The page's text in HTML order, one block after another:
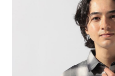
1.本服務由台灣大哥大提供，台灣大
2.付款方式選擇「大哥付你分期」，
流程，驗證手機門號後，選擇欲分期
3.實際核准額度、可分期數及費用金
4.訂單成立30分鐘內，如未前往確認
消。如遇「轉專審核」未通過狀況，
【關於「AFTEE先享後付」】
AFTEE先享後付是「在收到商品之後
１．簡單：不需註冊會員、不需綁卡
２．便利：只要手機號碼，簡訊認證
３．安心：先確認商品／服務後，再
每筆NT$80，滿NT$888(含以上)